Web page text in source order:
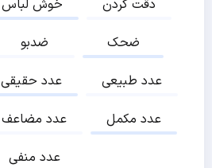
خوش لباس
دقت کردن
ضدبو
ضحک
عدد حقیقی
عدد طبیعی
عدد مضاعف
عدد مکمل
عدد منفی